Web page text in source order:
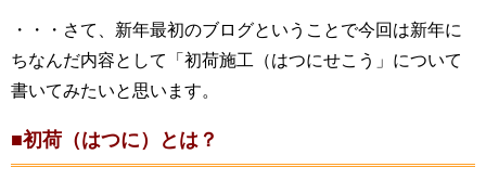
・・・さて、新年最初のブログということで今回は新年に
ちなんだ内容として「初荷施工（はつにせこう」について
書いてみたいと思います。
■初荷（はつに）とは？